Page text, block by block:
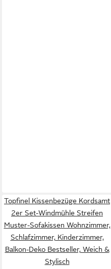
Topfinel Kissenbezüge Kordsamt
2er Set-Windmühle Streifen
Muster-Sofakissen Wohnzimmer,
Schlafzimmer, Kinderzimmer,
Balkon-Deko Bestseller, Weich &
Stylisch